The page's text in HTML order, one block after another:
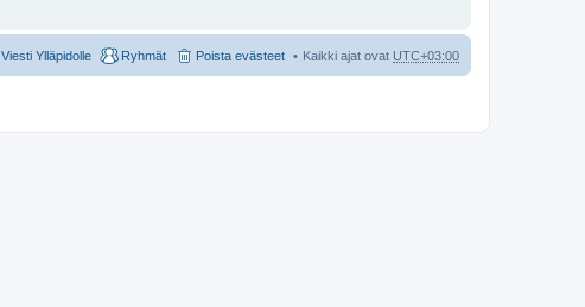
Kaikki ajat ovat UTC+03:00
Poista evästeet
Ryhmät
Viesti Ylläpidolle